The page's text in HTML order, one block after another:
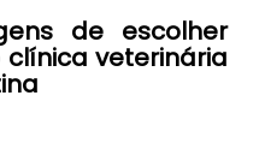
de escolher
veterinária